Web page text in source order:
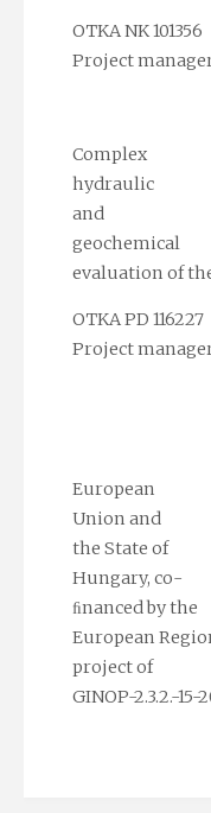
OTKA NK 101356
Project
Complex
hydraulic
and
geochemical
evaluation of
OTKA PD 116227
Project
European
Union and
the State of
Hungary, co-
ﬁnanced by the
European
project of
GINOP-2.3.2.-15-